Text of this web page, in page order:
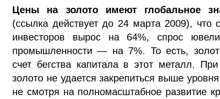
Цены на золото имеют глобальное
(ссылка действует до 24 марта 2009), что
инвесторов вырос на 64%, спрос
промышленности — на 7%. То есть,
счет бегства капитала в этот металл.
золото не удается закрепиться выше
не смотря на полномасштабное развитие